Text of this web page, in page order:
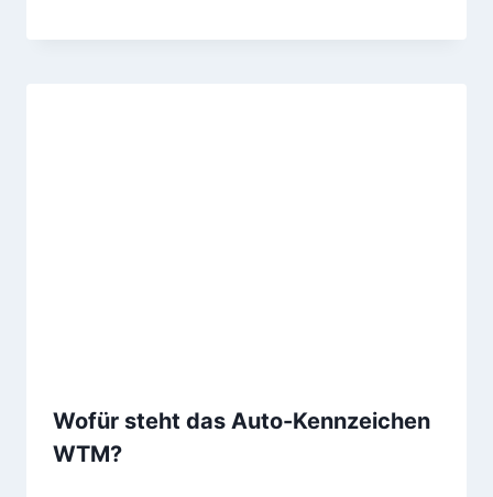
Wofür steht das Auto-Kennzeichen
WTM?